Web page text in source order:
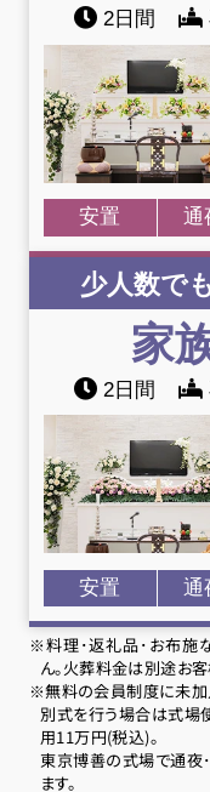
2日間
安置 通
少人数で
家
2日間
安置 通
※料理･返礼品･お布施
ん。火葬料金は別途お客
※無料の会員制度に未加
別式を行う場合は式場
用11万円(税込)。
東京博善の式場で通夜
ます。